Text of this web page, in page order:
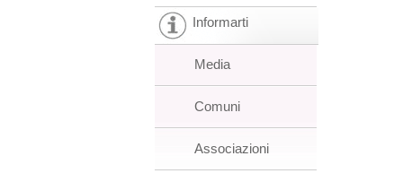
Informarti
Media
Comuni
Associazioni